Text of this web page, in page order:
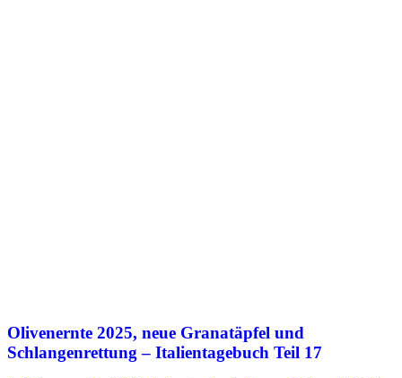
Olivenernte 2025, neue Granatäpfel und
Schlangenrettung – Italientagebuch Teil 17